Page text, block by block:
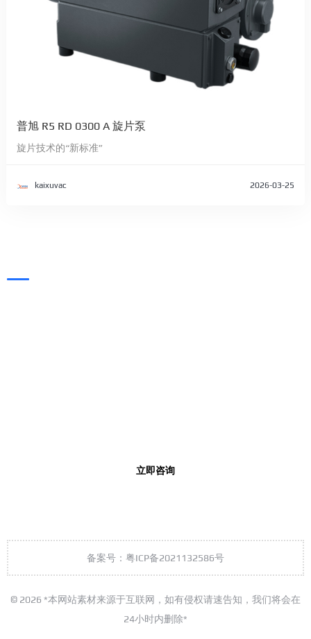
普旭 R5 RD 0300 A 旋片泵
旋片技术的“新标准”
kaixuvac 2026-03-25
立即咨询
备案号：粤ICP备2021132586号
© 2026 *本网站素材来源于互联网，如有侵权请速告知，我们将会在
24小时内删除*